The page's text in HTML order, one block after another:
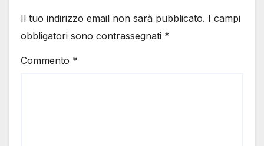
Il tuo indirizzo email non sarà pubblicato. I campi
obbligatori sono contrassegnati *
Commento *